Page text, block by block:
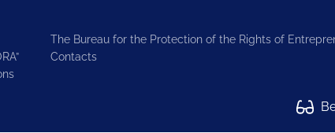
The Bureau for the Protection of the Rights of
Contacts